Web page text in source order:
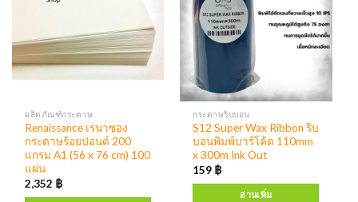
ผลิตภัณฑ์กระดาษ
Renaissance เรนาซอง
กระดาษร้อยปอนด์ 200
แกรม A1 (56 x 76 cm) 100
แผ่น
2,352 ฿
กระดาษริบบอน
S12 Super Wax Ribbon ริบ
บอนพิมพ์บาร์โค้ด 110mm
x 300m Ink Out
159 ฿
อ่านเพิ่ม